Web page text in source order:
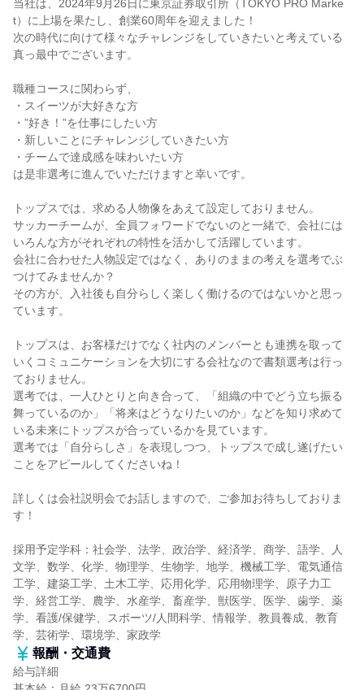
当社は、2024年9月26日に東京証券取引所（TOKYO PRO Marke
t）に上場を果たし、創業60周年を迎えました！
次の時代に向けて様々なチャレンジをしていきたいと考えている
真っ最中でございます。
職種コースに関わらず、
・スイーツが大好きな方
・”好き！”を仕事にしたい方
・新しいことにチャレンジしていきたい方
・チームで達成感を味わいたい方
は是非選考に進んでいただけますと幸いです。
トップスでは、求める人物像をあえて設定しておりません。
サッカーチームが、全員フォワードでないのと一緒で、会社には
いろんな方がそれぞれの特性を活かして活躍しています。
会社に合わせた人物設定ではなく、ありのままの考えを選考でぶ
つけてみませんか？
その方が、入社後も自分らしく楽しく働けるのではないかと思っ
ています。
トップスは、お客様だけでなく社内のメンバーとも連携を取って
いくコミュニケーションを大切にする会社なので書類選考は行っ
ておりません。
選考では、一人ひとりと向き合って、「組織の中でどう立ち振る
舞っているのか」「将来はどうなりたいのか」などを知り求めて
いる未来にトップスが合っているかを見ています。
選考では「自分らしさ」を表現しつつ、トップスで成し遂げたい
ことをアピールしてくださいね！
詳しくは会社説明会でお話しますので、ご参加お待ちしておりま
す！
採用予定学科：社会学、法学、政治学、経済学、商学、語学、人
文学、数学、化学、物理学、生物学、地学、機械工学、電気通信
工学、建築工学、土木工学、応用化学、応用物理学、原子力工
学、経営工学、農学、水産学、畜産学、獣医学、医学、歯学、薬
学、看護/保健学、スポーツ/人間科学、情報学、教員養成、教育
学、芸術学、環境学、家政学
報酬・交通費
給与詳細